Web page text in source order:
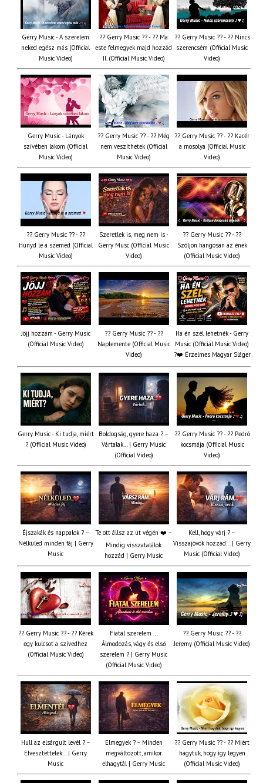
Gerry Music - A szerelem
neked egész más (Official
Music Video)
?? Gerry Music ?? - ?? Ma
este felmegyek majd hozzád
II. (Official Music Video)
?? Gerry Music ?? - ?? Nincs
szerencsém (Official Music
Video)
Gerry Music - Lányok
szívében lakom (Official
Music Video)
?? Gerry Music ?? - ?? Még
nem veszíthetek (Official
Music Video)
?? Gerry Music ?? - ?? Kacér
a mosolya (Official Music
Video)
?? Gerry Music ?? - ??
Húnyd le a szemed (Official
Music Video)
Szeretlek is, meg nem is -
Gerry Musc (Official Music
Video)
?? Gerry Music ?? - ??
Szóljon hangosan az ének
(Official Music Video)
Jöjj hozzám - Gerry Music
(Official Music Video)
?? Gerry Music ?? - ??
Naplemente (Official Music
Video)
Ha én szél lehetnék - Gerry
Music (Official Music Video)
?️❤️ Érzelmes Magyar Sláger
Gerry Music - Ki tudja, miért
? (Official Music Video)
Boldogság, gyere haza ? –
Vártalak… | Gerry Music
(Official Video)
?? Gerry Music ?? - ?? Pedró
kocsmája (Official Music
Video)
Éjszakák és nappalok ? –
Nélküled minden fáj | Gerry
Music
Te ott állsz az út végén ❤️ –
Mindig visszatalálok
hozzád | Gerry Music
Kell, hogy várj ? –
Visszajövök hozzád… | Gerry
Music (Official Video)
?? Gerry Music ?? - ?? Kérek
egy kulcsot a szívedhez
(Official Music Video)
Fiatal szerelem ...
Álmodozás, vágy és első
szerelem ? | Gerry Music
(Official Music Video)
?? Gerry Music ?? - ??
Jeremy (Official Music Video)
Hull az elsárgult levél ? –
Elvesztettelek… | Gerry
Music
Elmegyek ? – Minden
megváltozott, amikor
elhagytál | Gerry Music
?? Gerry Music ?? - ?? Miért
hagytuk, hogy így legyen
(Official Music Video)